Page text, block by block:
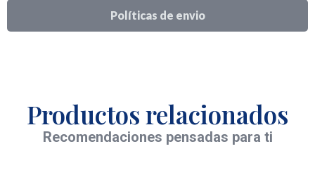
Políticas de envio
Productos relacionados
Recomendaciones pensadas para ti